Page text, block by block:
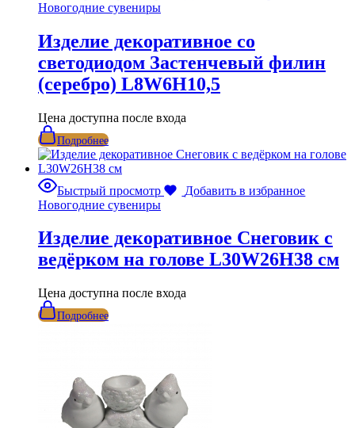
Новогодние сувениры
Изделие декоративное со
светодиодом Застенчевый филин
(серебро) L8W6H10,5
Цена доступна после входа
Подробнее
Быстрый просмотр
Добавить в избранное
Новогодние сувениры
Изделие декоративное Снеговик с
ведёрком на голове L30W26H38 см
Цена доступна после входа
Подробнее